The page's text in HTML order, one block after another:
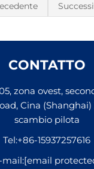
CONTATTO
zona ovest,
Cina
scambio pilota
Tel:+86-15937257616
mail:[email